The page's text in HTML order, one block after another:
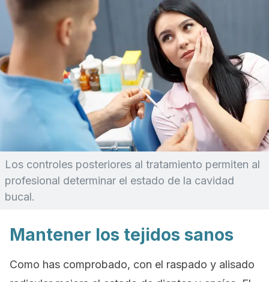
Los controles posteriores al tratamiento permiten al
profesional determinar el estado de la cavidad
bucal.
Mantener los tejidos sanos
Como has comprobado, con el raspado y alisado